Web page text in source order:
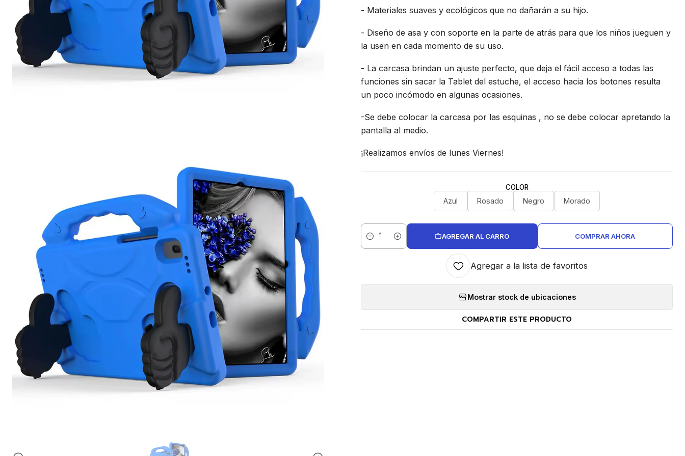
- Materiales suaves y ecológicos que no dañarán a su hijo.
- Diseño de asa y con soporte en la parte de atrás para que los niños jueguen y
la usen en cada momento de su uso.
- La carcasa brindan un ajuste perfecto, que deja el fácil acceso a todas las
funciones sin sacar la Tablet del estuche, el acceso hacia los botones resulta
un poco incómodo en algunas ocasiones.
-Se debe colocar la carcasa por las esquinas , no se debe colocar apretando la
pantalla al medio.
¡Realizamos envíos de lunes Viernes!
COLOR
Azul Rosado Negro Morado
Cantidad
AGREGAR AL CARRO COMPRAR AHORA
Agregar a la lista de favoritos
Mostrar stock de ubicaciones
COMPARTIR ESTE PRODUCTO